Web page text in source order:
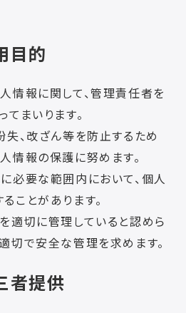
目的
情報に関して、管理責任者を
まいります。
失、改ざん等を防止するため
情報の保護に努めます。
必要な範囲内において、個人
ことがあります。
適切に管理していると認めら
切で安全な管理を求めます。
者提供